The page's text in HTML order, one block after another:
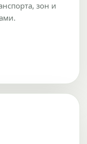
зон и